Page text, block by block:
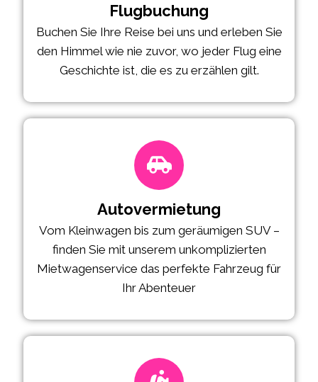
Flugbuchung
Buchen Sie Ihre Reise bei uns und erleben Sie
den Himmel wie nie zuvor, wo jeder Flug eine
Geschichte ist, die es zu erzählen gilt.
Autovermietung
Vom Kleinwagen bis zum geräumigen SUV –
finden Sie mit unserem unkomplizierten
Mietwagenservice das perfekte Fahrzeug für
Ihr Abenteuer